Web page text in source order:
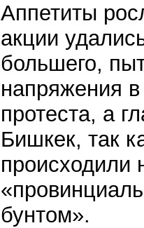
Аппетиты
акции
большего,
напряжения
протеста, а
Бишкек, так
происходили
бунтом».